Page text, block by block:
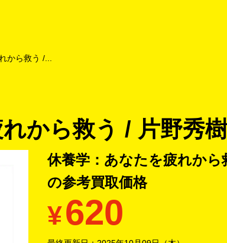
から救う /...
から救う / 片野秀
休養学：あなたを疲れか
の参考買取価格
¥620